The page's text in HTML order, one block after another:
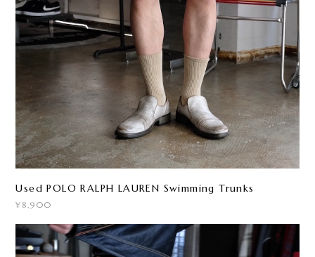
Used POLO RALPH LAUREN Swimming Trunks
¥8,900